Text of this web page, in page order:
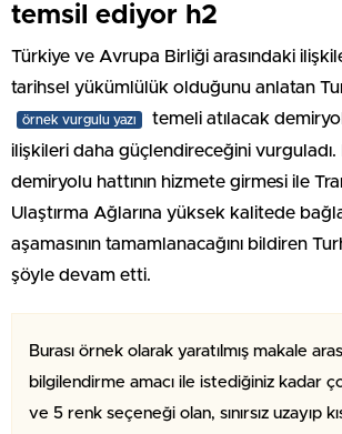
temsil ediyor h2
Türkiye ve Avrupa Birliği arasındaki
tarihsel yükümlülük olduğunu anlatan
örnek vurgulu yazı
temeli atılacak
ilişkileri daha güçlendireceğini vurguladı.
demiryolu hattının hizmete girmesi ile
Ulaştırma Ağlarına yüksek kalitede
aşamasının tamamlanacağını bildiren
şöyle devam etti.
Burası örnek olarak yaratılmış makale
bilgilendirme amacı ile istediğiniz kadar
ve 5 renk seçeneği olan, sınırsız uzayıp